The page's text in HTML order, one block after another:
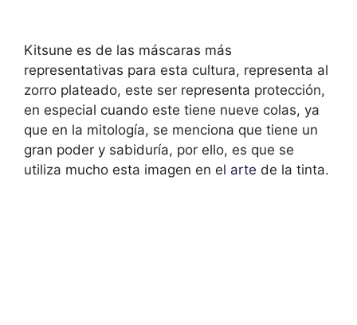
Kitsune es de las máscaras más
representativas para esta cultura, representa al
zorro plateado, este ser representa protección,
en especial cuando este tiene nueve colas, ya
que en la mitología, se menciona que tiene un
gran poder y sabiduría, por ello, es que se
utiliza mucho esta imagen en el arte de la tinta.